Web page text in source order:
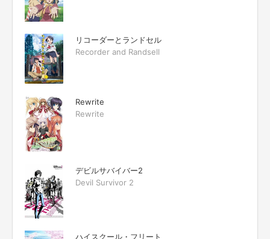
リコーダーとランドセル
Recorder and Randsell
Rewrite
Rewrite
デビルサバイバー2
Devil Survivor 2
ハイスクール・フリート